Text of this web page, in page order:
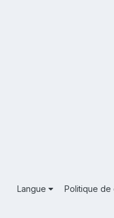
Langue Politique de